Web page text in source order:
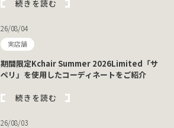
続きを読む
26/08/04
実店舗
期間限定Kchair Summer 2026Limited「サ
ペリ」を使用したコーディネートをご紹介
続きを読む
26/08/03